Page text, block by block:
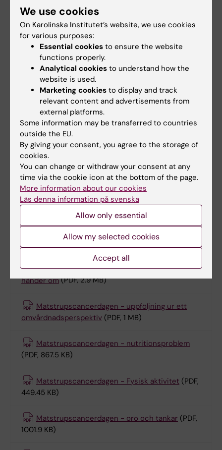
under dagen förtjänar också ett varmt tack!
Om du har frågor eller önskar inkomma med
synpunkter om dagen är du välkommen att
kontakta:
Dokument
Matstrupscancerdagen - program (PDF, 1.48
MB)
Rapport En dag om matstrupscancer
MB)
Matstrupscancerdagen - vad vet vi idag om
återhämtning (PDF, 402.07 KB)
Matstrupscancerdagen - Förväntningar och
(PDF, 521.21 KB)
Matstrupscancerdagen - uppföljning och vad
händer om (PDF, 2.9 MB)
Matstrupscancerdagen - uppföljning ur ett
omvårdnadsperspektiv (PDF, 1 MB)
Matstrupscancerdagen - nutritionsproblem
(PDF, 867.5 KB)
Matstrupscancerdagen - Fysisk aktivitet (PDF,
449.45 KB)
Matstrupscancerdagen - oro och tankar (PDF,
1001.9 KB)
We use cookies
On Karolinska Institutet’s website, we use cookies
for various purposes:
Essential cookies to ensure the website
functions properly.
Analytical cookies to understand how the
website is used.
Marketing cookies to display and track
relevant content and advertisements from
external platforms.
Some information may be transferred to countries
outside the EU.
By giving your consent, you agree to the storage of
cookies.
You can change or withdraw your consent at any
time via the cookie icon at the bottom of the page.
More information about our cookies
Läs denna information på svenska
Allow only essential
Allow my selected cookies
Accept all